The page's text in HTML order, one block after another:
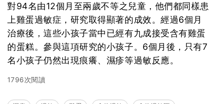
對94名由12個月至兩歲不等之兒童，他們都同樣患
上雞蛋過敏症，研究取得顯著的成效。經過6個月
治療後，這些小孩子當中已經有九成接受含有雞蛋
的蛋糕。參與這項研究的小孩子。6個月後，只有7
名小孩子仍然出現痕癢、濕疹等過敏反應。
1796次閱讀